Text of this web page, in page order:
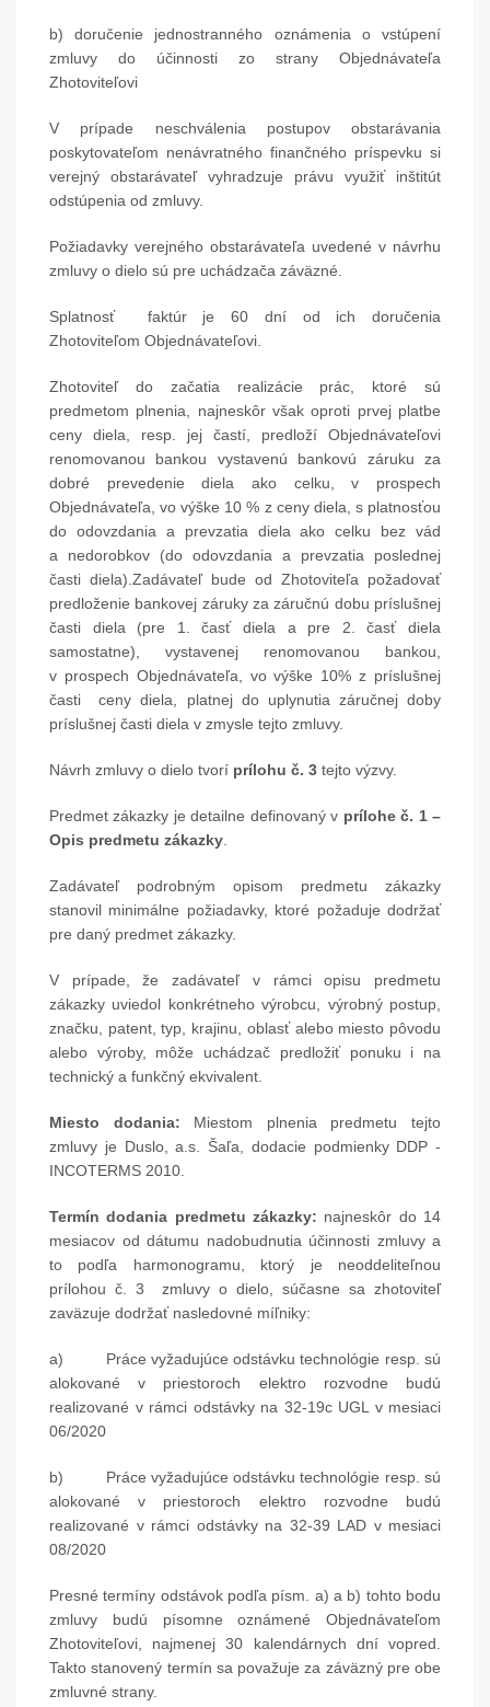
b) doručenie jednostranného oznámenia o vstúpení
zmluvy do účinnosti zo strany Objednávateľa
Zhotoviteľovi
V prípade neschválenia postupov obstarávania
poskytovateľom nenávratného finančného príspevku si
verejný obstarávateľ vyhradzuje právu využiť inštitút
odstúpenia od zmluvy.
Požiadavky verejného obstarávateľa uvedené v návrhu
zmluvy o dielo sú pre uchádzača záväzné.
Splatnosť faktúr je 60 dní od ich doručenia
Zhotoviteľom Objednávateľovi.
Zhotoviteľ do začatia realizácie prác, ktoré sú
predmetom plnenia, najneskôr však oproti prvej platbe
ceny diela, resp. jej častí, predloží Objednávateľovi
renomovanou bankou vystavenú bankovú záruku za
dobré prevedenie diela ako celku, v prospech
Objednávateľa, vo výške 10 % z ceny diela, s platnosťou
do odovzdania a prevzatia diela ako celku bez vád
a nedorobkov (do odovzdania a prevzatia poslednej
časti diela).Zadávateľ bude od Zhotoviteľa požadovať
predloženie bankovej záruky za záručnú dobu príslušnej
časti diela (pre 1. časť diela a pre 2. časť diela
samostatne), vystavenej renomovanou bankou,
v prospech Objednávateľa, vo výške 10% z príslušnej
časti ceny diela, platnej do uplynutia záručnej doby
príslušnej časti diela v zmysle tejto zmluvy.
Návrh zmluvy o dielo tvorí prílohu č. 3 tejto výzvy.
Predmet zákazky je detailne definovaný v prílohe č. 1 –
Opis predmetu zákazky.
Zadávateľ podrobným opisom predmetu zákazky
stanovil minimálne požiadavky, ktoré požaduje dodržať
pre daný predmet zákazky.
V prípade, že zadávateľ v rámci opisu predmetu
zákazky uviedol konkrétneho výrobcu, výrobný postup,
značku, patent, typ, krajinu, oblasť alebo miesto pôvodu
alebo výroby, môže uchádzač predložiť ponuku i na
technický a funkčný ekvivalent.
Miesto dodania: Miestom plnenia predmetu tejto
zmluvy je Duslo, a.s. Šaľa, dodacie podmienky DDP -
INCOTERMS 2010.
Termín dodania predmetu zákazky: najneskôr do 14
mesiacov od dátumu nadobudnutia účinnosti zmluvy a
to podľa harmonogramu, ktorý je neoddeliteľnou
prílohou č. 3 zmluvy o dielo, súčasne sa zhotoviteľ
zaväzuje dodržať nasledovné míľniky:
a) Práce vyžadujúce odstávku technológie resp. sú
alokované v priestoroch elektro rozvodne budú
realizované v rámci odstávky na 32-19c UGL v mesiaci
06/2020
b) Práce vyžadujúce odstávku technológie resp. sú
alokované v priestoroch elektro rozvodne budú
realizované v rámci odstávky na 32-39 LAD v mesiaci
08/2020
Presné termíny odstávok podľa písm. a) a b) tohto bodu
zmluvy budú písomne oznámené Objednávateľom
Zhotoviteľovi, najmenej 30 kalendárnych dní vopred.
Takto stanovený termín sa považuje za záväzný pre obe
zmluvné strany.